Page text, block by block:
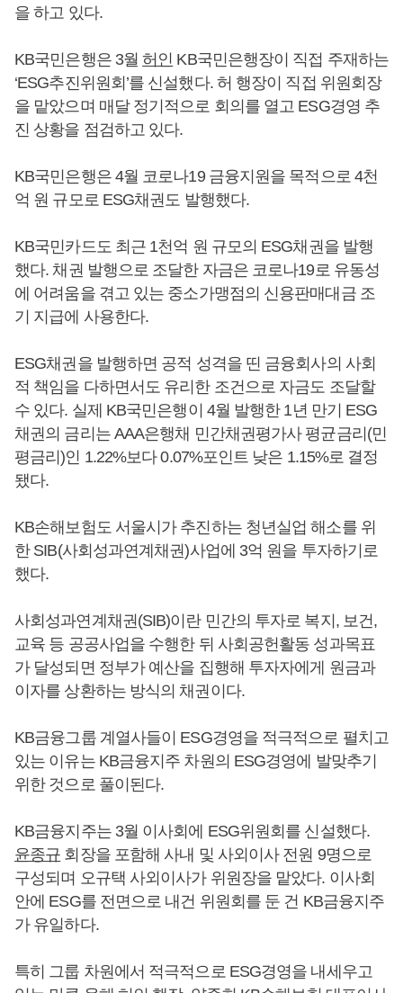
을 하고 있다.
KB국민은행은 3월허인 KB국민은행장이 직접 주재하는
‘ESG추진위원회’를 신설했다. 허 행장이 직접 위원회장
을 맡았으며 매달 정기적으로 회의를 열고 ESG경영 추
진 상황을 점검하고 있다.
KB국민은행은 4월 코로나19 금융지원을 목적으로 4천
억 원 규모로 ESG채권도 발행했다.
KB국민카드도 최근 1천억 원 규모의 ESG채권을 발행
했다. 채권 발행으로 조달한 자금은 코로나19로 유동성
에 어려움을 겪고 있는 중소가맹점의 신용판매대금 조
기 지급에 사용한다.
ESG채권을 발행하면 공적 성격을 띤 금융회사의 사회
적 책임을 다하면서도 유리한 조건으로 자금도 조달할
수 있다. 실제 KB국민은행이 4월 발행한 1년 만기 ESG
채권의 금리는 AAA은행채 민간채권평가사 평균금리(민
평금리)인 1.22%보다 0.07%포인트 낮은 1.15%로 결정
됐다.
KB손해보험도 서울시가 추진하는 청년실업 해소를 위
한 SIB(사회성과연계채권)사업에 3억 원을 투자하기로
했다.
사회성과연계채권(SIB)이란 민간의 투자로 복지, 보건,
교육 등 공공사업을 수행한 뒤 사회공헌활동 성과목표
가 달성되면 정부가 예산을 집행해 투자자에게 원금과
이자를 상환하는 방식의 채권이다.
KB금융그룹 계열사들이 ESG경영을 적극적으로 펼치고
있는 이유는 KB금융지주 차원의 ESG경영에 발맞추기
위한 것으로 풀이된다.
KB금융지주는 3월 이사회에 ESG위원회를 신설했다.
윤종규 회장을 포함해 사내 및 사외이사 전원 9명으로
구성되며 오규택 사외이사가 위원장을 맡았다. 이사회
안에 ESG를 전면으로 내건 위원회를 둔 건 KB금융지주
가 유일하다.
특히 그룹 차원에서 적극적으로 ESG경영을 내세우고